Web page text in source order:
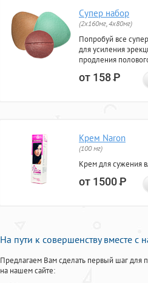
Супер набор
(2х160мг, 4х80мг)
Попробуй все
для усиления
продления
от 158Р
Крем Naron
(100 мг)
Крем для сужения
от 1500Р
На пути к совершенству вместе с
Предлагаем Вам сделать первый шаг для
на нашем сайте: